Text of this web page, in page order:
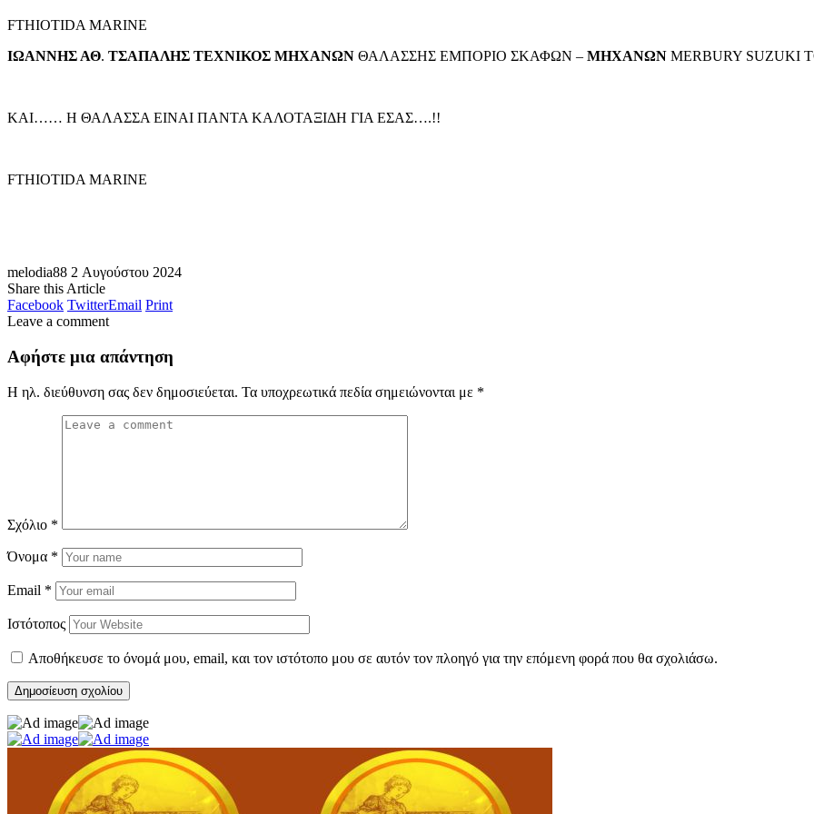
FTHIOTIDA MARINE
ΙΩΑΝΝΗΣ ΑΘ. ΤΣΑΠΑΛΗΣ ΤΕΧΝΙΚΟΣ ΜΗΧΑΝΩΝ ΘΑΛΑΣΣΗΣ ΕΜΠΟΡΙΟ ΣΚΑΦΩΝ – ΜΗΧΑΝΩΝ MERBURY SUZUKI
ΚΑΙ…… Η ΘΑΛΑΣΣΑ ΕΙΝΑΙ ΠΑΝΤΑ ΚΑΛΟΤΑΞΙΔΗ ΓΙΑ ΕΣΑΣ….!!
FTHIOTIDA MARINE
melodia88 2 Αυγούστου 2024
Share this Article
Facebook TwitterEmail Print
Leave a comment
Αφήστε μια απάντηση
Η ηλ. διεύθυνση σας δεν δημοσιεύεται. Τα υποχρεωτικά πεδία σημειώνονται με *
Σχόλιο *
Όνομα *
Email *
Ιστότοπος
Αποθήκευσε το όνομά μου, email, και τον ιστότοπο μου σε αυτόν τον πλοηγό για την επόμενη φορά που θα σχολιάσω.